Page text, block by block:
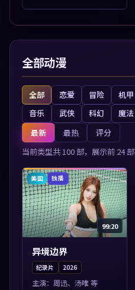
得加入片单。
全部动漫
全部 恋爱 冒险 机甲
音乐
武侠 科幻 魔法
最新
最热
评分
当前类型共100 部，展示前 24部
美国 独播
99:20
异境边界
纪录片 2026
主演： 周迅、汤唯 等